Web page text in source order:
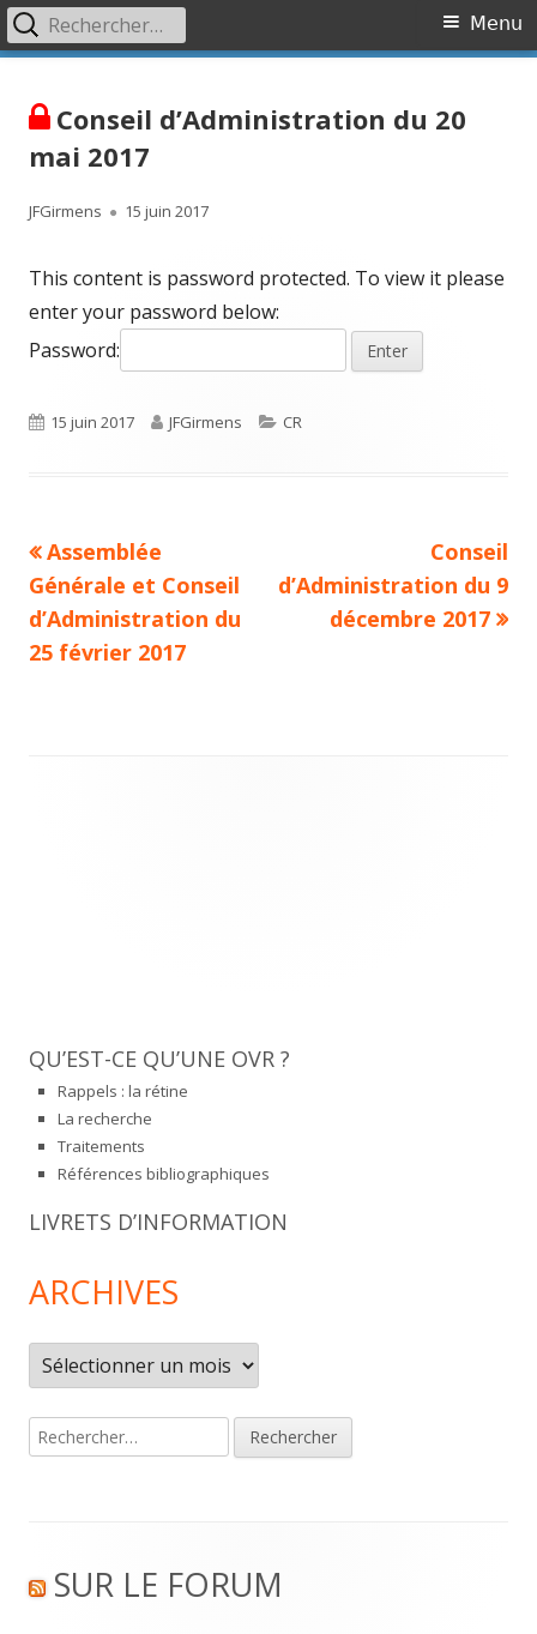
Primary
Menu
Rechercher :
Conseil d’Administration du 20
mai 2017
Author
JFGirmens
Published
15 juin 2017
This content is password protected. To view it please
enter your password below:
Password:
Published
15 juin 2017 Author
JFGirmens Categories
CR
Navigation
de
l’article
Previous
article:
Assemblée
Générale et Conseil
d’Administration du
25 février 2017
Next
article:
Conseil
d’Administration du 9
décembre 2017
QU’EST-CE QU’UNE OVR ?
Rappels : la rétine
La recherche
Traitements
Références bibliographiques
LIVRETS D’INFORMATION
ARCHIVES
Archives
Rechercher :
Content
SUR LE FORUM